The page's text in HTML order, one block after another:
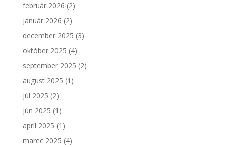
február 2026 (2)
január 2026 (2)
december 2025 (3)
október 2025 (4)
september 2025 (2)
august 2025 (1)
júl 2025 (2)
jún 2025 (1)
apríl 2025 (1)
marec 2025 (4)